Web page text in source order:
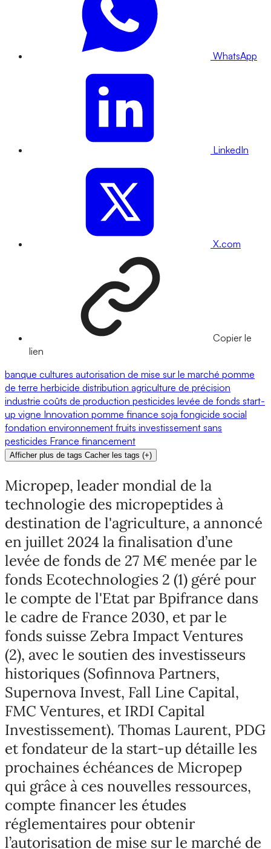
WhatsApp
LinkedIn
X.com
Copier le
lien
banque cultures autorisation de mise sur le marché pomme
de terre herbicide distribution agriculture de précision
industrie coûts de production pesticides levée de fonds start-
up vigne Innovation pomme finance soja fongicide social
fondation environnement fruits investissement sans
pesticides France financement
Afficher plus de tags Cacher les tags (+)
Micropep, leader mondial de la
technologie des micropeptides à
destination de l'agriculture, a annoncé
en juillet 2024 la finalisation d’une
levée de fonds de 27 M€ menée par le
fonds Ecotechnologies 2 (1) géré pour
le compte de l'Etat par Bpifrance dans
le cadre de France 2030, et par le
fonds suisse Zebra Impact Ventures
(2), avec le soutien des investisseurs
historiques (Sofinnova Partners,
Supernova Invest, Fall Line Capital,
FMC Ventures, et IRDI Capital
Investissement). Thomas Laurent, PDG
et fondateur de la start-up détaille les
prochaines échéances de Micropep
qui grâce à ces nouvelles ressources,
compte financer les études
réglementaires pour obtenir
l’autorisation de mise sur le marché de